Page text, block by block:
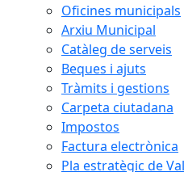
Oficines municipals
Arxiu Municipal
Catàleg de serveis
Beques i ajuts
Tràmits i gestions
Carpeta ciutadana
Impostos
Factura electrònica
Pla estratègic de